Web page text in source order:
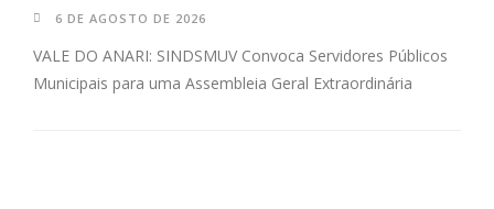
6 DE AGOSTO DE 2026
VALE DO ANARI: SINDSMUV Convoca Servidores Públicos
Municipais para uma Assembleia Geral Extraordinária